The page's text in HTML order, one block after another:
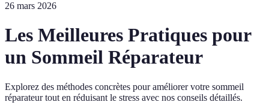
26 mars 2026
Les Meilleures Pratiques pour
un Sommeil Réparateur
Explorez des méthodes concrètes pour améliorer votre sommeil
réparateur tout en réduisant le stress avec nos conseils détaillés.